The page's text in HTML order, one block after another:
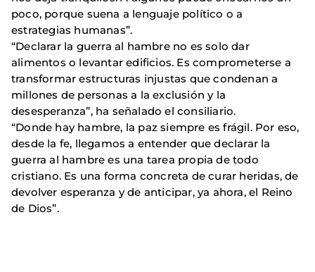
poco, porque suena a lenguaje político o a
estrategias humanas”.
“Declarar la guerra al hambre no es solo dar
alimentos o levantar edificios. Es comprometerse a
transformar estructuras injustas que condenan a
millones de personas a la exclusión y la
desesperanza”, ha señalado el consiliario.
“Donde hay hambre, la paz siempre es frágil. Por eso,
desde la fe, llegamos a entender que declarar la
guerra al hambre es una tarea propia de todo
cristiano. Es una forma concreta de curar heridas, de
devolver esperanza y de anticipar, ya ahora, el Reino
de Dios”.